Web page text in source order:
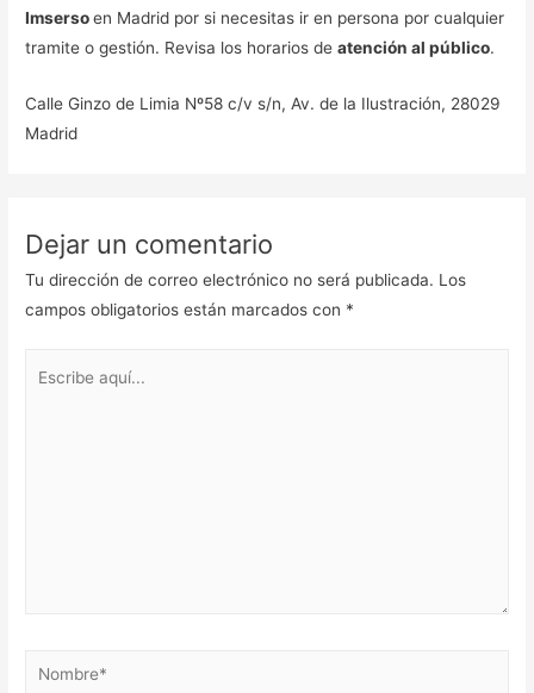
Imsersoen Madrid por si necesitas ir en persona por cualquier
tramite o gestión. Revisa los horarios deatención al público.
Calle Ginzo de Limia Nº58 c/v s/n, Av. de la Ilustración, 28029
Madrid
Dejar un comentario
Tu dirección de correo electrónico no será publicada. Los
campos obligatorios están marcados con *
Nombre*